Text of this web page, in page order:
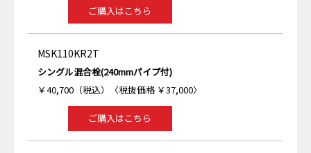
ご購入はこちら
MSK110KR2T
シングル混合栓(240mmパイプ付)
￥40,700（税込）〈税抜価格 ￥37,000〉
ご購入はこちら